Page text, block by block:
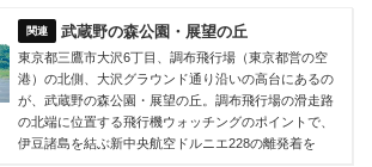
武蔵野の森公園・展望の丘
東京都三鷹市大沢6丁目、調布飛行場（東京都営の空
港）の北側、大沢グラウンド通り沿いの高台にあるの
が、武蔵野の森公園・展望の丘。調布飛行場の滑走路
の北端に位置する飛行機ウォッチングのポイントで、
伊豆諸島を結ぶ新中央航空ドルニエ228の離発着を